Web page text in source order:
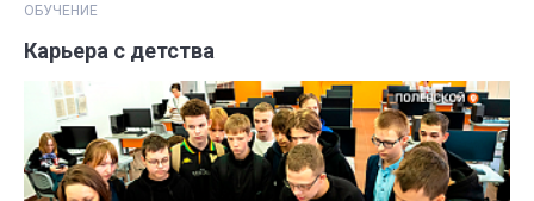
ОБУЧЕНИЕ
Карьера с детства